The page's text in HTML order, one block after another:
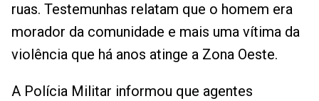
ruas. Testemunhas relatam que o homem era
morador da comunidade e mais uma vítima da
violência que há anos atinge a Zona Oeste.
A Polícia Militar informou que agentes